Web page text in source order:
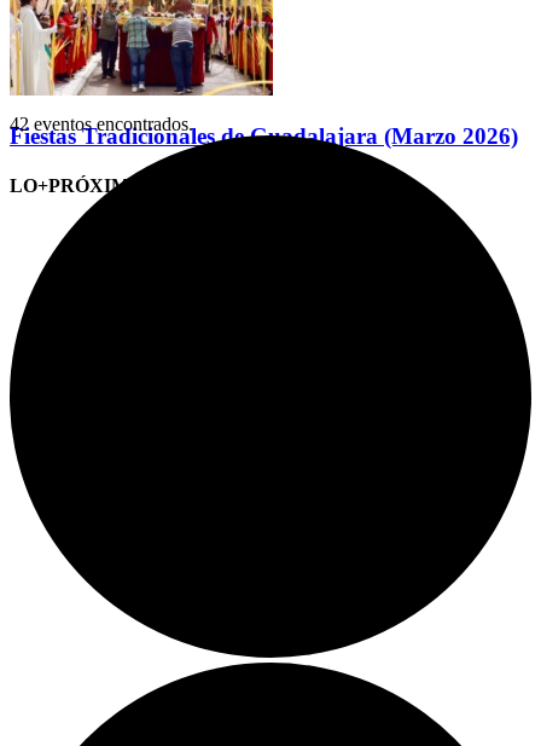
Fiestas Tradicionales de Guadalajara (Marzo 2026)
LO+PRÓXIMO (CITAS)
42 eventos encontrados.